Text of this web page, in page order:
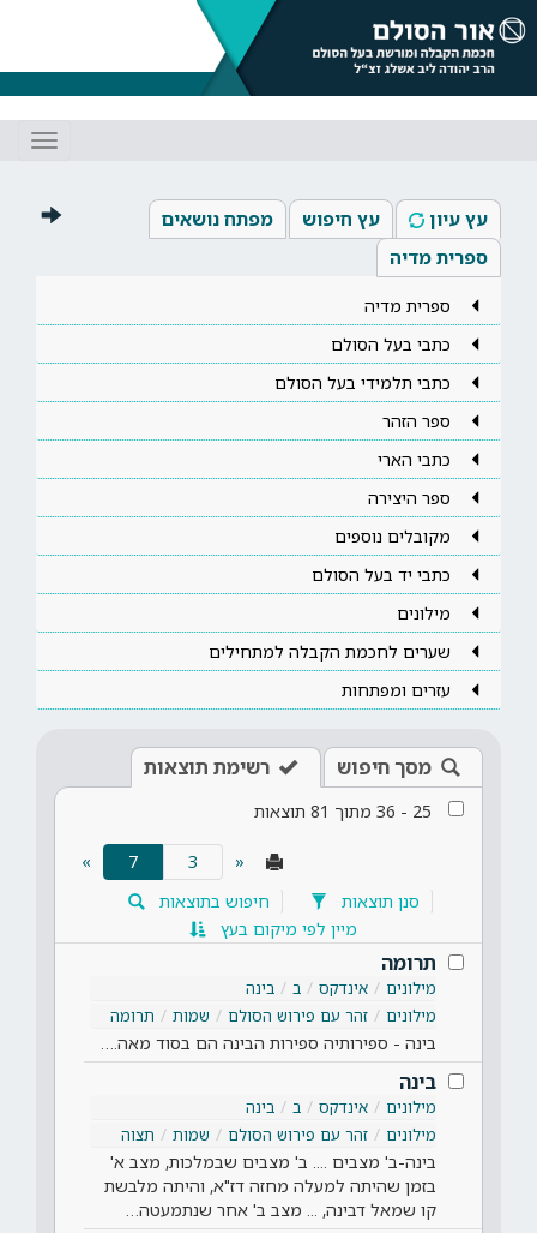
עץ עיון עץ חיפוש
מפתח נושאים
ספרית מדיה
ספרית מדיה
כתבי בעל הסולם
כתבי תלמידי בעל הסולם
ספר הזהר
כתבי הארי
ספר היצירה
מקובלים נוספים
כתבי יד בעל הסולם
מילונים
שערים לחכמת הקבלה למתחילים
עזרים ומפתחות
מסך חיפוש רשימת תוצאות
25
-
36 מתוך 81 תוצאות
«
7
»
סנן תוצאות
חיפוש בתוצאות
מיין לפי מיקום בעץ
תרומה
מילונים אינדקס ב
בינה
מילונים
זהר עם פירוש הסולם שמות תרומה
בינה - ספירותיה ספירות הבינה הם בסוד מאה.…
בינה
מילונים אינדקס ב
בינה
מילונים
זהר עם פירוש הסולם שמות תצוה
בינה-ב' מצבים .... ב' מצבים שבמלכות, מצב א'
בזמן שהיתה למעלה מחזה דז"א, והיתה מלבשת
קו שמאל דבינה, ... מצב ב' אחר שנתמעטה…